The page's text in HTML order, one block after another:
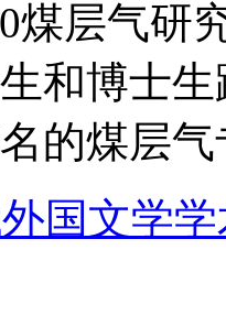
煤层气研
和博士
的煤层
国文学